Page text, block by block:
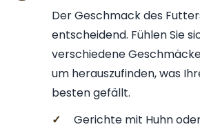
Der Geschmack des
entscheidend. Fühlen Sie
verschiedene
um herauszufinden, was
besten gefällt.
✓
Gerichte mit Huhn